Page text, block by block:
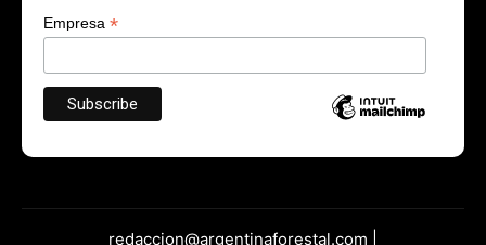
Empresa *
redaccion@argentinaforestal.com |